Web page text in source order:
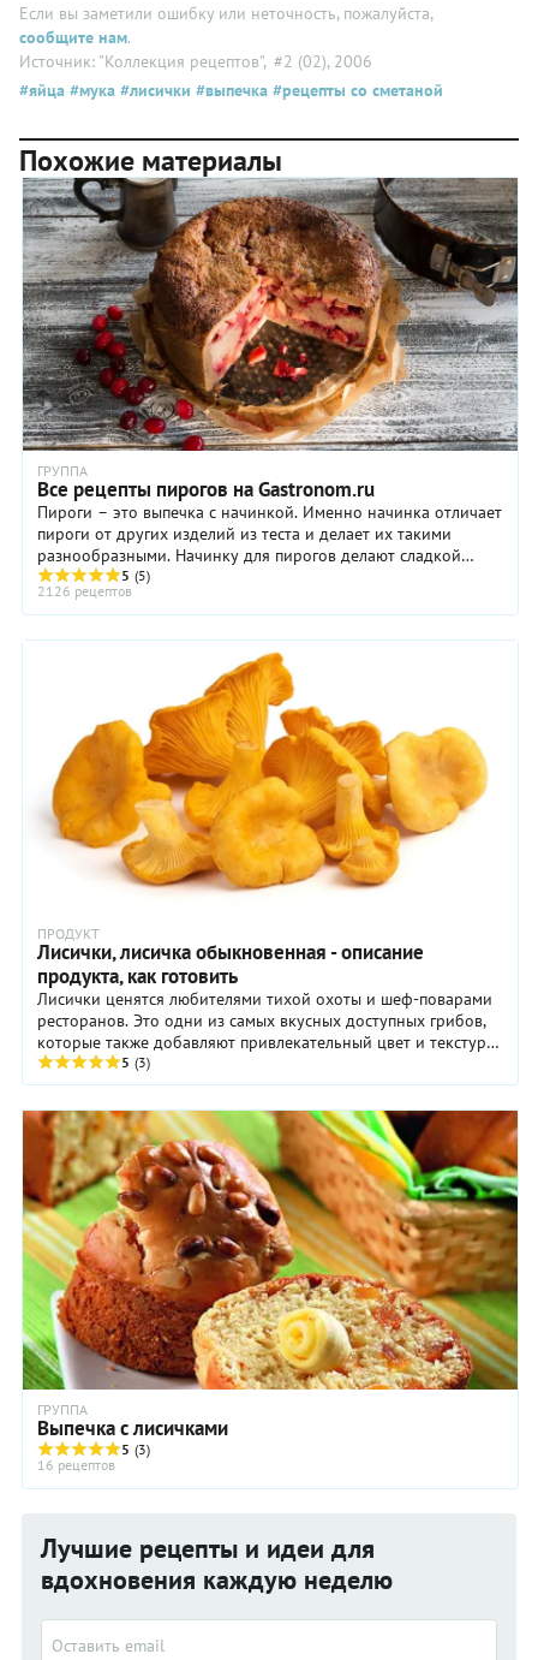
Если вы заметили ошибку или неточность, пожалуйста,
сообщите нам.
Источник: "Коллекция рецептов", #2 (02), 2006
#яйца #мука #лисички #выпечка #рецепты со сметаной
Похожие материалы
ГРУППА
Все рецепты пирогов на Gastronom.ru
Пироги – это выпечка с начинкой. Именно начинка отличает
пироги от других изделий из теста и делает их такими
разнообразными. Начинку для пирогов делают сладкой
(ягоды, фрукты, творог, мак) и ...
5 (5)
2126 рецептов
ПРОДУКТ
Лисички, лисичка обыкновенная - описание
продукта, как готовить
Лисички ценятся любителями тихой охоты и шеф-поварами
ресторанов. Это одни из самых вкусных доступных грибов,
которые также добавляют привлекательный цвет и текстуру
любому блюду. Но в сезон ...
5 (3)
ГРУППА
Выпечка с лисичками
5 (3)
16 рецептов
Лучшие рецепты и идеи для
вдохновения каждую неделю